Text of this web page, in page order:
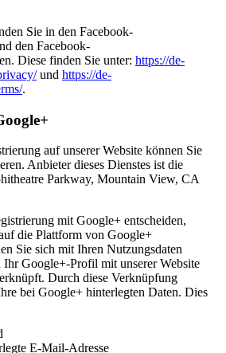
Sie in den Facebook-
den Facebook-
Diese finden Sie unter: https://de-
und https://de-
.
auf unserer Website können Sie
Anbieter dieses Dienstes ist die
Parkway, Mountain View, CA
mit Google+ entscheiden,
die Plattform von Google+
Sie sich mit Ihren Nutzungsdaten
Google+-Profil mit unserer Website
Durch diese Verknüpfung
bei Google+ hinterlegten Daten. Dies
E-Mail-Adresse